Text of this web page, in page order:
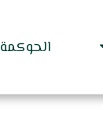
الحوكمة